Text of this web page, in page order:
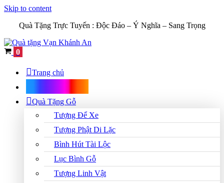
Skip to content
Quà Tặng Trực Tuyến : Độc Đáo – Ý Nghĩa – Sang Trọng
Cart
0
Trang chủ
Quà Tặng Gỗ
Tượng Để Xe
Tượng Phật Di Lặc
Bình Hút Tài Lộc
Lục Bình Gỗ
Tượng Linh Vật